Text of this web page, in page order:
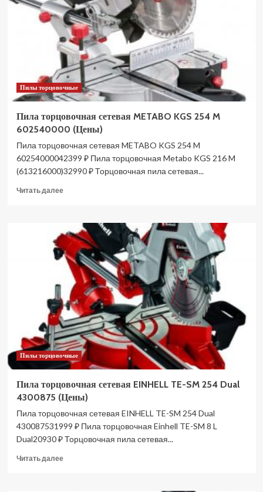
254
M
690828000
(Цены)
Пилы торцовочные
Пила торцовочная сетевая METABO KGS 254 M
602540000 (Цены)
Пила торцовочная сетевая METABO KGS 254 M
60254000042399 ₽ Пила торцовочная Metabo KGS 216 M
(613216000)32990 ₽ Торцовочная пила сетевая...
Читать далееПрочитать
торцовочная
сетевая
METABO
KGS
254
602540000
(Цены)
Пилы торцовочные
Пила торцовочная сетевая EINHELL TE-SM 254 Dual
4300875 (Цены)
Пила торцовочная сетевая EINHELL TE-SM 254 Dual
430087531999 ₽ Пила торцовочная Einhell TE-SM 8 L
Dual20930 ₽ Торцовочная пила сетевая...
Читать далееПрочитать